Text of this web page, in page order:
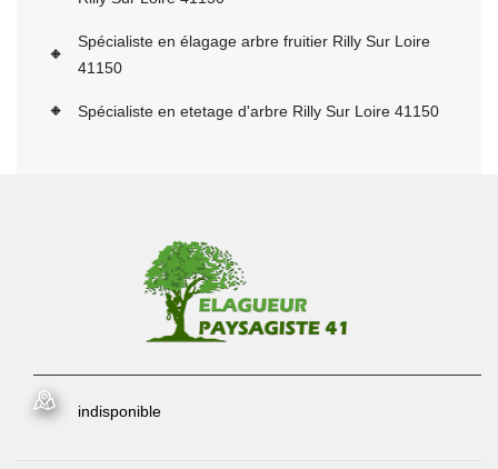
Spécialiste en élagage arbre fruitier Rilly Sur Loire
41150
Spécialiste en etetage d'arbre Rilly Sur Loire 41150
indisponible